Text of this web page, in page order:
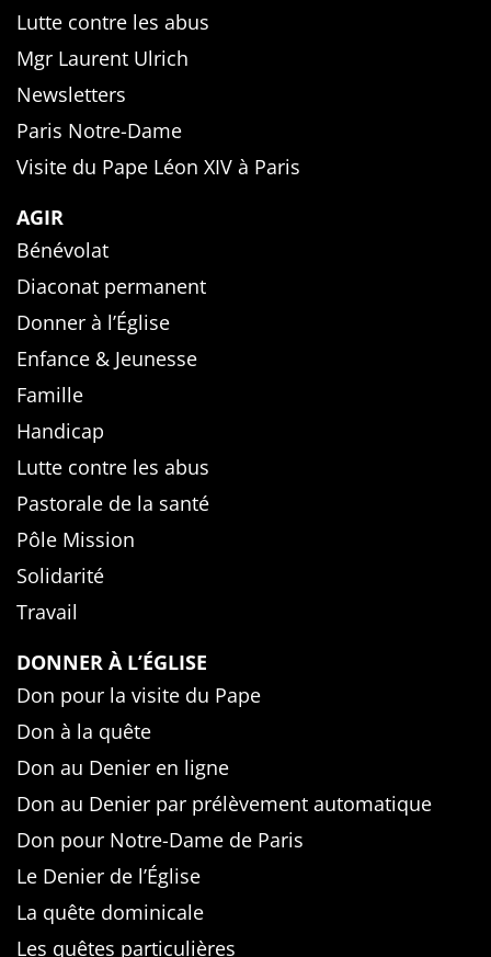
Lutte contre les abus
Mgr Laurent Ulrich
Newsletters
Paris Notre-Dame
Visite du Pape Léon XIV à Paris
AGIR
Bénévolat
Diaconat permanent
Donner à l’Église
Enfance & Jeunesse
Famille
Handicap
Lutte contre les abus
Pastorale de la santé
Pôle Mission
Solidarité
Travail
DONNER À L’ÉGLISE
Don pour la visite du Pape
Don à la quête
Don au Denier en ligne
Don au Denier par prélèvement automatique
Don pour Notre-Dame de Paris
Le Denier de l’Église
La quête dominicale
Les quêtes particulières